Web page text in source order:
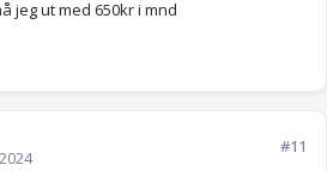
jeg ut med 650kr i mnd
#11